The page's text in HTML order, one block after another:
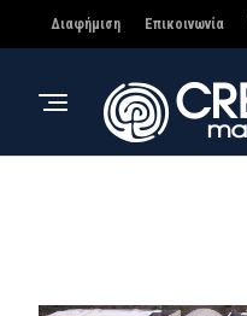
Διαφήμιση Επικοινωνία